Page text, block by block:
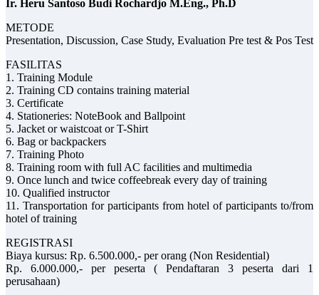
Ir. Heru Santoso Budi Rochardjo M.Eng., Ph.D
METODE
Presentation, Discussion, Case Study, Evaluation Pre test & Pos Test
FASILITAS
1. Training Module
2. Training CD contains training material
3. Certificate
4. Stationeries: NoteBook and Ballpoint
5. Jacket or waistcoat or T-Shirt
6. Bag or backpackers
7. Training Photo
8. Training room with full AC facilities and multimedia
9. Once lunch and twice coffeebreak every day of training
10. Qualified instructor
11. Transportation for participants from hotel of participants to/from
hotel of training
REGISTRASI
Biaya kursus: Rp. 6.500.000,- per orang (Non Residential)
Rp. 6.000.000,- per peserta ( Pendaftaran 3 peserta dari 1
perusahaan)